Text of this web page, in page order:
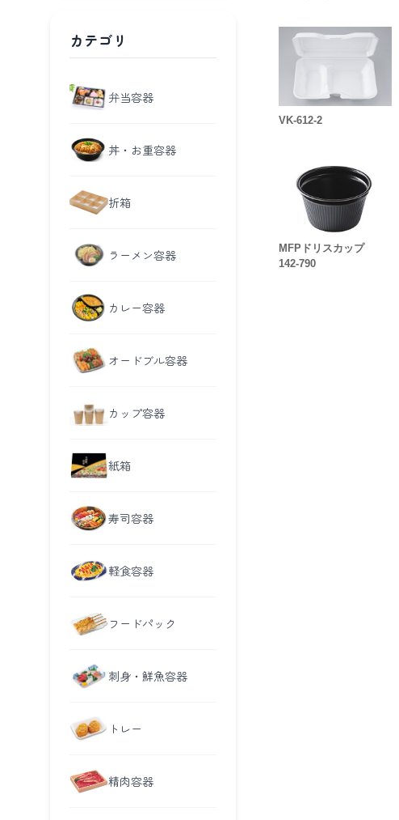
VK-612-2
MFPドリスカップ
142-790
カテゴリ
弁当容器
丼・お重容器
折箱
ラーメン容器
カレー容器
オードブル容器
カップ容器
紙箱
寿司容器
軽食容器
フードパック
刺身・鮮魚容器
トレー
精肉容器